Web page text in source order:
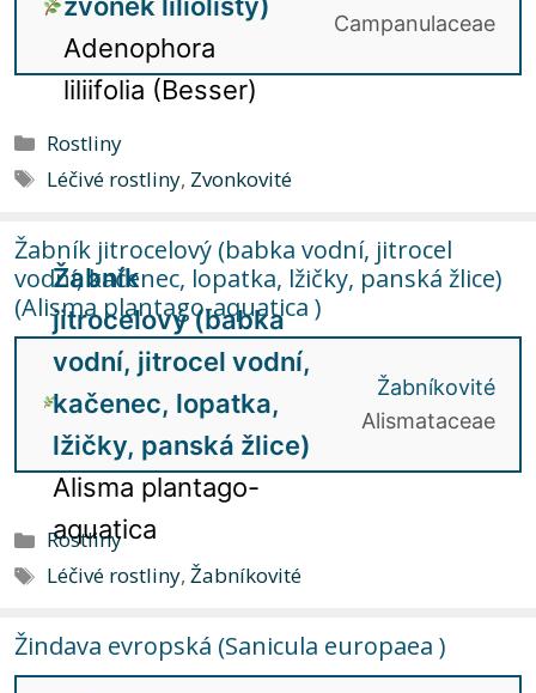
zvonek liliolistý)
Adenophora
liliifolia (Besser)
Campanulaceae
Rubriky
Rostliny
Štítky
Léčivé rostliny, Zvonkovité
Žabník jitrocelový (babka vodní, jitrocel
vodní, kačenec, lopatka, lžičky, panská žlice)
(Alisma plantago-aquatica )
Žabník
jitrocelový (babka
vodní, jitrocel vodní,
kačenec, lopatka,
lžičky, panská žlice)
Alisma plantago-
aquatica
Žabníkovité
Alismataceae
Rubriky
Rostliny
Štítky
Léčivé rostliny,Žabníkovité
Žindava evropská (Sanicula europaea )